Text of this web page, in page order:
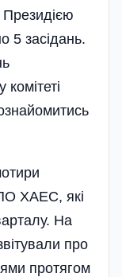
засідань.
ХАЕС, які
На
про
протягом